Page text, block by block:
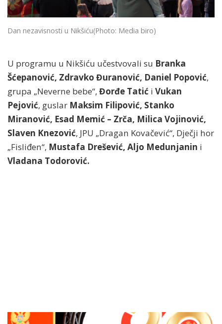
Dan nezavisnosti u Nikšiću(Photo: Media biro)
U programu u Nikšiću učestvovali su Branka
Šćepanović, Zdravko Đuranović, Daniel Popović,
grupa „Neverne bebe“, Đorđe Tatić i Vukan
Pejović, guslar Maksim Filipović, Stanko
Miranović, Esad Memić – Zrča, Milica Vojinović,
Slaven Knezović, JPU „Dragan Kovačević“, Dječji hor
„Fisliđen“, Mustafa Drešević, Aljo Medunjanin i
Vladana Todorović.